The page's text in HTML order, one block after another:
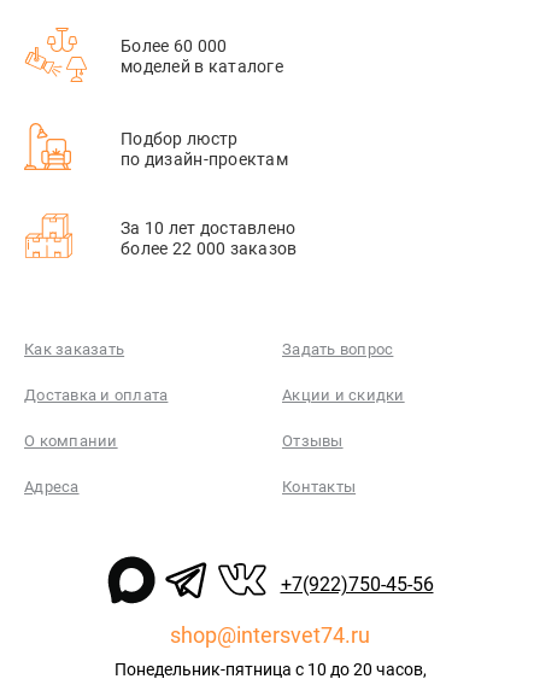
Более 60 000
моделей в каталоге
Подбор люстр
по дизайн-проектам
За 10 лет доставлено
более 22 000 заказов
Как заказать Задать вопрос
Доставка и оплата Акции и скидки
О компании Отзывы
Адреса Контакты
+7(922)750-45-56
shop@intersvet74.ru
Понедельник-пятница с 10 до 20 часов,